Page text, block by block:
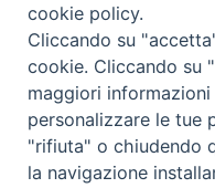
SEGUICI SU
Facebook
Instagram
X YouTube
Feed
Privacy Policy -
cookie policy.
Cliccando su
cookie. Cliccando su
maggiori
personalizzare le tue
"rifiuta" o chiudendo
la navigazione